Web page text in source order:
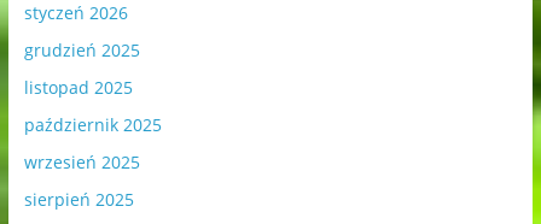
styczeń 2026
grudzień 2025
listopad 2025
październik 2025
wrzesień 2025
sierpień 2025